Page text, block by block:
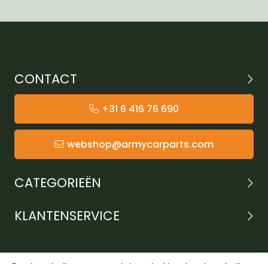
CONTACT
+31 6 416 76 690
webshop@armycarparts.com
CATEGORIEËN
KLANTENSERVICE